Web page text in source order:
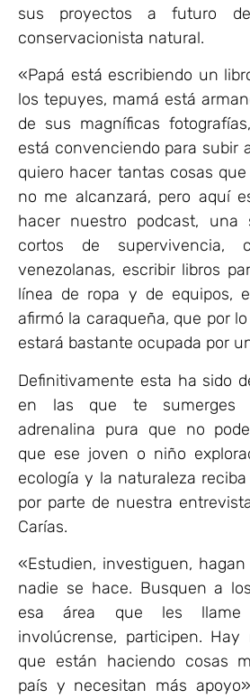
sus proyectos a futuro
conservacionista natural.
«Papá está escribiendo un
los tepuyes, mamá está
de sus magníficas
está convenciendo para subir
quiero hacer tantas cosas
no me alcanzará, pero aquí
hacer nuestro podcast, una
cortos de supervivencia,
venezolanas, escribir libros
línea de ropa y de equipos,
afirmó la caraqueña, que por
estará bastante ocupada por
Definitivamente esta ha sido
en las que te sumerges
adrenalina pura que no
que ese joven o niño
ecología y la naturaleza
por parte de nuestra
Carías.
«Estudien, investiguen,
nadie se hace. Busquen a
esa área que les
involúcrense, participen. Hay
que están haciendo cosas
país y necesitan más